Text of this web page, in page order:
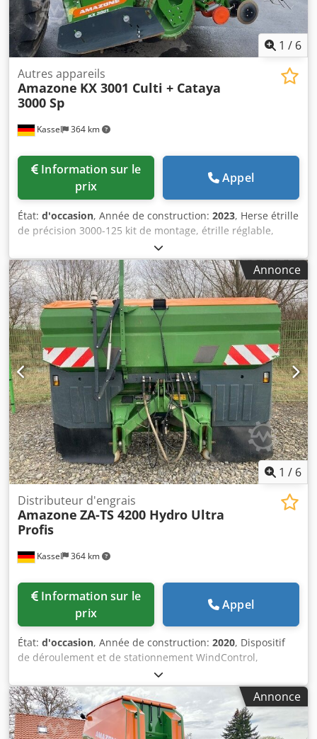
1 / 6
Kassel 364 km
Autres appareils
Amazone KX 3001 Culti + Cataya
3000 Sp
prix
Appel
État: d'occasion, Année de construction: 2023, Herse étrille
de précision 3000-125 kit de montage, étrille réglable,
traceur supplémentaire / électronique, traceur
électronique 3000 AmaDrill 2 pour Cataya capteur radar /
international, capteur analogique de position de travail,
commande électronique des passages / vanne de
commande et passages hydrauliques. Dcsdpfxetgpggo
Aidek
Annonce
1 / 6
Kassel 364 km
Distributeur d'engrais
Amazone ZA-TS 4200 Hydro Ultra
Profis
prix
Appel
État: d'occasion, Année de construction: 2020, Dispositif
de déroulement et de stationnement WindControl,
pivotant, AutoTS des deux côtés / Arceau de protection
tubulaire L Capteur d'inclinaison pour système de pesage
FlowCheck Tapis EasyCheck, 16 / Pièce Garde-boue L et
échelles Éclairage LED Bâche enroulable de couverture L /
Jeu de pelles de répartition TS Dcsdpfx Aorxr Uysidok
Annonce